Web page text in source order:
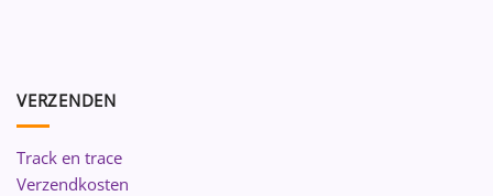
VERZENDEN
Track en trace
Verzendkosten